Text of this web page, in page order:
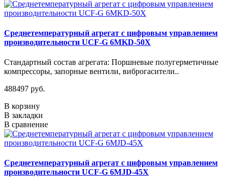
Среднетемпературный агрегат с цифровым управлением
производительности UCF-G 6MKD-50X
Стандартный состав агрегата: Поршневые полугерметичные
компрессоры, запорные вентили, виброгасители..
488497 руб.
В корзину
В закладки
В сравнение
Среднетемпературный агрегат с цифровым управлением
производительности UCF-G 6MJD-45X